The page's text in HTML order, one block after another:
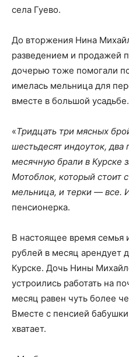
села Гуево.
До вторжения Нина
разведением и продажей
дочерью тоже помогали
имелась мельница для
вместе в большой усадьбе.
«Тридцать три мясных
шестьдесят индоуток, два
месячную брали в Курске
Мотоблок, который стоит
мельница, и терки — все.
пенсионерка.
В настоящее время семья
рублей в месяц арендует
Курске. Дочь Нины
устроились работать на
месяц равен чуть более
Вместе с пенсией
хватает.